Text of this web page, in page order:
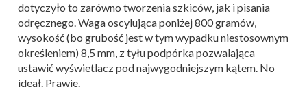
dotyczyło to zarówno tworzenia szkiców, jak i pisania
odręcznego. Waga oscylująca poniżej 800 gramów,
wysokość (bo grubość jest w tym wypadku niestosownym
określeniem) 8,5 mm, z tyłu podpórka pozwalająca
ustawić wyświetlacz pod najwygodniejszym kątem. No
ideał. Prawie.